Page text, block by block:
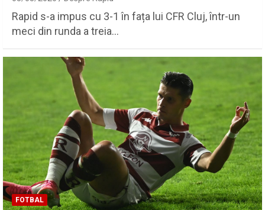
Rapid s-a impus cu 3-1 în fața lui CFR Cluj, într-un
meci din runda a treia…
FOTBAL